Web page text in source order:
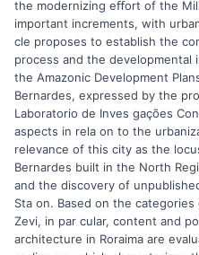
the modernizing eﬀort of the
important increments, with
cle proposes to establish the
process and the developmental
the Amazonic Development
Bernardes, expressed by the
Laboratorio de Inves gações
aspects in rela on to the
relevance of this city as the
Bernardes built in the North
and the discovery of
Sta on. Based on the
Zevi, in par cular, content and
architecture in Roraima are